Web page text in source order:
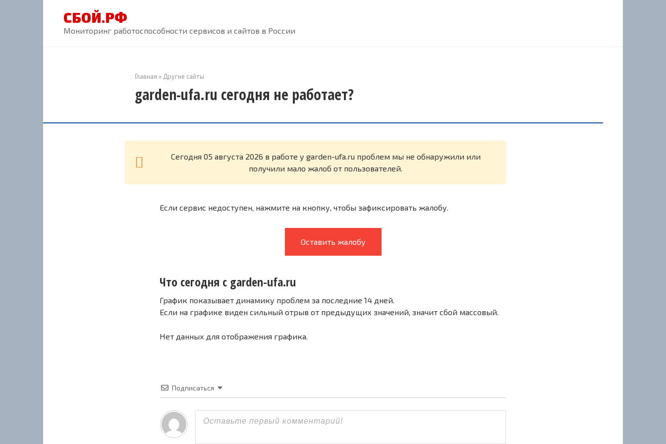
СБОЙ.РФ
Мониторинг работоспособности сервисов и сайтов в России
Главная » Другие сайты
garden-ufa.ru сегодня не работает?
Cегодня 05 августа 2026 в работе у garden-ufa.ru проблем мы не обнаружили или
получили мало жалоб от пользователей.
Если сервис недоступен, нажмите на кнопку, чтобы зафиксировать жалобу.
Оставить жалобу
Что сегодня с garden-ufa.ru
График показывает динамику проблем за последние 14 дней.
Если на графике виден сильный отрыв от предыдущих значений, значит сбой массовый.
Нет данных для отображения графика.
Подписаться